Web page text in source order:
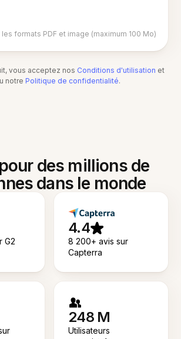
formats PDF et image (maximum 100 Mo)
vous acceptez nos Conditions d'utilisation et
notre Politique de confidentialité.
des millions de
dans le monde
G2
4.4
8 200+ avis sur
Capterra
248 M
Utilisateurs